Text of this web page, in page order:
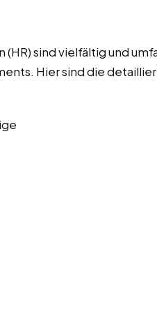
sind vielfältig und
Hier sind die